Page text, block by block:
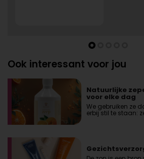
Ook interessant voor jou
Natuurlijke
voor elke dag
We gebruiken ze
erbij stil te staan: